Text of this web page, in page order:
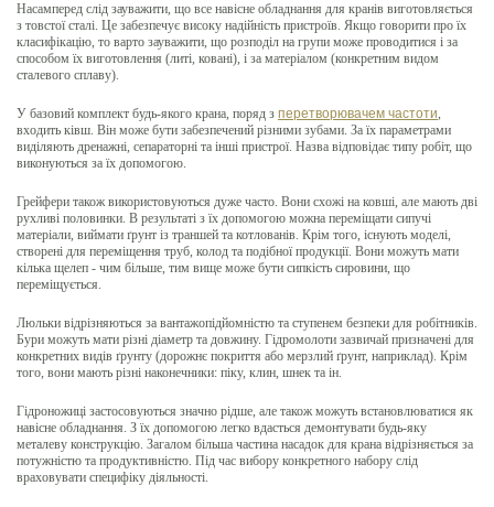
Насамперед слід зауважити, що все навісне обладнання для кранів виготовляється
з товстої сталі. Це забезпечує високу надійність пристроїв. Якщо говорити про їх
класифікацію, то варто зауважити, що розподіл на групи може проводитися і за
способом їх виготовлення (литі, ковані), і за матеріалом (конкретним видом
сталевого сплаву).
У базовий комплект будь-якого крана, поряд з перетворювачем частоти,
входить ківш. Він може бути забезпечений різними зубами. За їх параметрами
виділяють дренажні, сепараторні та інші пристрої. Назва відповідає типу робіт, що
виконуються за їх допомогою.
Грейфери також використовуються дуже часто. Вони схожі на ковші, але мають дві
рухливі половинки. В результаті з їх допомогою можна переміщати сипучі
матеріали, виймати ґрунт із траншей та котлованів. Крім того, існують моделі,
створені для переміщення труб, колод та подібної продукції. Вони можуть мати
кілька щелеп - чим більше, тим вище може бути сипкість сировини, що
переміщується.
Люльки відрізняються за вантажопідйомністю та ступенем безпеки для робітників.
Бури можуть мати різні діаметр та довжину. Гідромолоти зазвичай призначені для
конкретних видів ґрунту (дорожнє покриття або мерзлий ґрунт, наприклад). Крім
того, вони мають різні наконечники: піку, клин, шнек та ін.
Гідроножиці застосовуються значно рідше, але також можуть встановлюватися як
навісне обладнання. З їх допомогою легко вдасться демонтувати будь-яку
металеву конструкцію. Загалом більша частина насадок для крана відрізняється за
потужністю та продуктивністю. Під час вибору конкретного набору слід
враховувати специфіку діяльності.